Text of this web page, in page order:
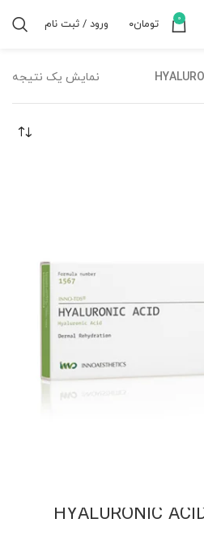
0 تومان۰ ورود / ثبت نام
نمایش یک نتیجه